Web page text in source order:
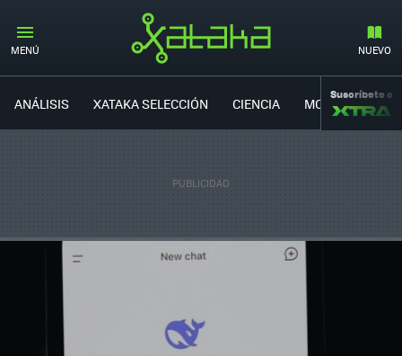
MENÚ NUEVO
ANÁLISIS XATAKA SELECCIÓN CIENCIA MOVILIDAD
Suscríbete a